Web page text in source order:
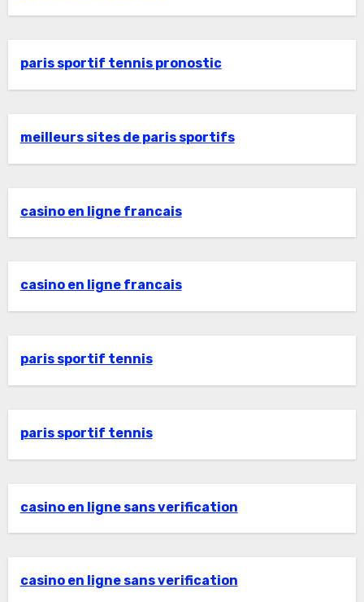
paris sportif tennis pronostic
meilleurs sites de paris sportifs
casino en ligne francais
casino en ligne francais
paris sportif tennis
paris sportif tennis
casino en ligne sans verification
casino en ligne sans verification